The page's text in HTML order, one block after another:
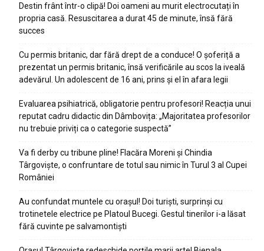
Destin frânt într-o clipă! Doi oameni au murit electrocutați în
propria casă. Resuscitarea a durat 45 de minute, însă fără
succes
Cu permis britanic, dar fără drept de a conduce! O șoferiță a
prezentat un permis britanic, însă verificările au scos la iveală
adevărul. Un adolescent de 16 ani, prins și el în afara legii
Evaluarea psihiatrică, obligatorie pentru profesori! Reacția unui
reputat cadru didactic din Dâmbovița: „Majoritatea profesorilor
nu trebuie priviți ca o categorie suspectă”
Va fi derby cu tribune pline! Flacăra Moreni și Chindia
Târgoviște, o confruntare de totul sau nimic în Turul 3 al Cupei
României
Au confundat muntele cu orașul! Doi turiști, surprinși cu
trotinetele electrice pe Platoul Bucegi. Gestul tinerilor i-a lăsat
fără cuvinte pe salvamontiști